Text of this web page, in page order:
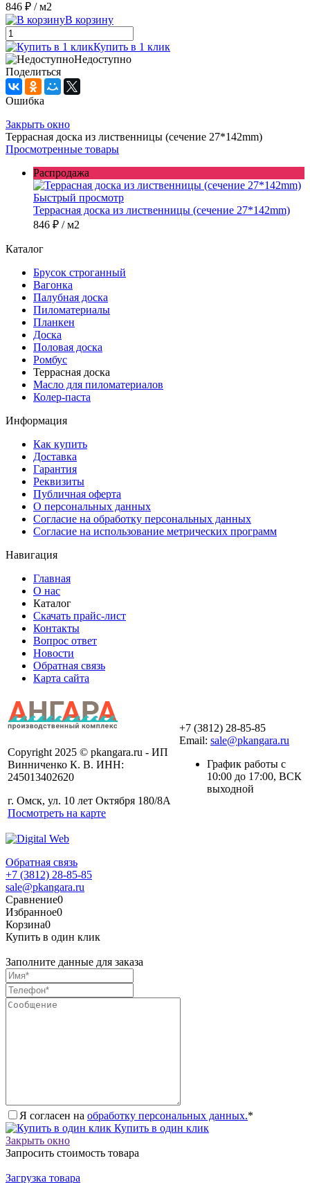
846 ₽ / м2
В корзину
Купить в 1 клик
Недоступно
Поделиться
Ошибка
Закрыть окно
Террасная доска из лиственницы (сечение 27*142mm)
Просмотренные товары
Распродажа
Быстрый просмотр
Террасная доска из лиственницы (сечение 27*142mm)
846 ₽ / м2
Каталог
Брусок строганный
Вагонка
Палубная доска
Пиломатериалы
Планкен
Доска
Половая доска
Ромбус
Террасная доска
Масло для пиломатериалов
Колер-паста
Информация
Как купить
Доставка
Гарантия
Реквизиты
Публичная оферта
О персональных данных
Согласие на обработку персональных данных
Согласие на использование метрических программ
Навигация
Главная
О нас
Каталог
Скачать прайс-лист
Контакты
Вопрос ответ
Новости
Обратная связь
Карта сайта
Copyright 2025 © pkangara.ru - ИП
Винниченко К. В. ИНН:
245013402620
г. Омск, ул. 10 лет Октября 180/8А
Посмотреть на карте
+7 (3812) 28-85-85
Email: sale@pkangara.ru
График работы с
10:00 до 17:00, ВСК
выходной
Обратная связь
+7 (3812) 28-85-85
sale@pkangara.ru
Сравнение0
Избранное0
Корзина0
Купить в один клик
Заполните данные для заказа
Я согласен на обработку персональных данных.*
Купить в один клик
Закрыть окно
Запросить стоимость товара
Загрузка товара